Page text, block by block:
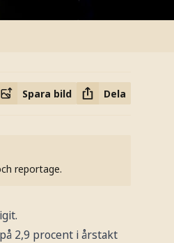
Spara bild Dela
reportage.
2,9 procent i årstakt